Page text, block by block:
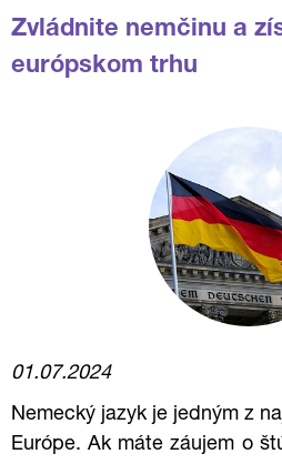
Zvládnite nemčinu a
európskom trhu
01.07.2024
Nemecký jazyk je jedným z
Európe. Ak máte záujem o